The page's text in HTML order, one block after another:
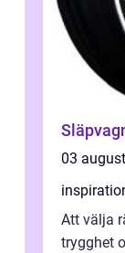
03
Att välja
trygghet